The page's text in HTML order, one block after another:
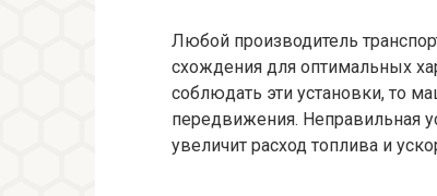
Любой производитель
схождения для оптимальных
соблюдать эти установки, то
передвижения. Неправильная
увеличит расход топлива и